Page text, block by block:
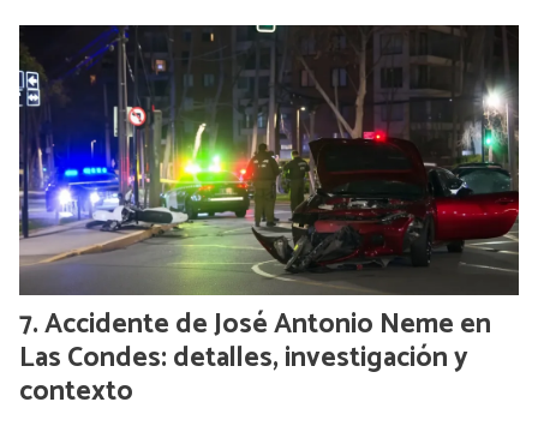
Accidente de José Antonio Neme en
Las Condes: detalles, investigación y
contexto